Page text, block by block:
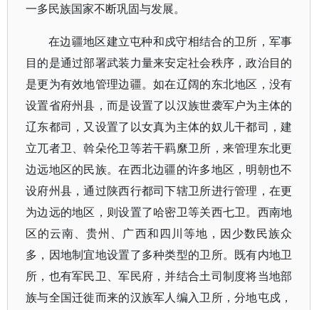
一多民族国家不断巩固与发展。
在边疆地区建立屯种和戍守相结合的卫所，军事
目的是通过部署武装力量来安定社会秩序，政治目的
是更为有效地管理边疆。如在辽阔的东北地区，没有
设置省府州县，而是设置了以汉族世袭军户为主体的
辽东都司，又设置了以女真为主体的奴儿干都司，建
立兀者卫、斡朵伦卫等若干羁縻卫所，来管理东北更
边远地区的民族。在西北边疆的许多地区，明朝也不
设府州县，通过陕西行都司下辖卫所进行管理，在更
为边远的地区，则设置了哈密卫等关西七卫。西南地
区的云南、贵州、广西和四川等地，因少数民族众
多，因地制宜地设置了多种类型的卫所。既有内地卫
所，也有军民卫、军民府，并结合土司制度将当地部
族与全国迁徙而来的汉族军人编入卫所，分地屯戍，